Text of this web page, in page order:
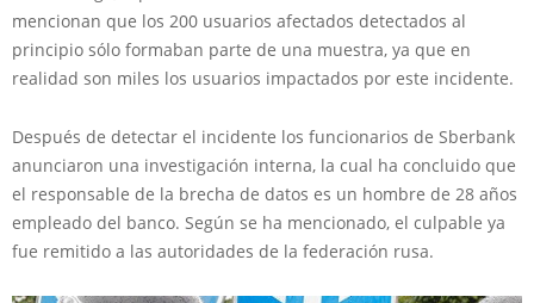
mencionan que los 200 usuarios afectados detectados al
principio sólo formaban parte de una muestra, ya que en
realidad son miles los usuarios impactados por este incidente.
Después de detectar el incidente los funcionarios de Sberbank
anunciaron una investigación interna, la cual ha concluido que
el responsable de la brecha de datos es un hombre de 28 años
empleado del banco. Según se ha mencionado, el culpable ya
fue remitido a las autoridades de la federación rusa.